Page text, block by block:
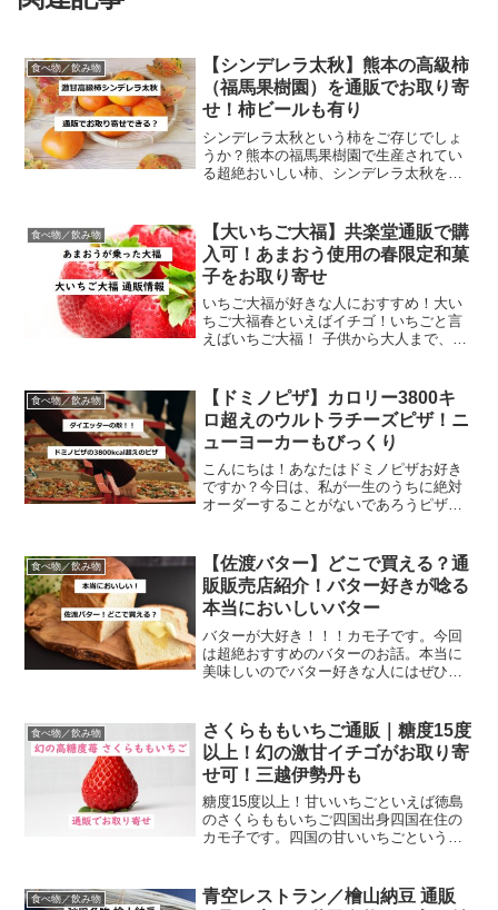
食べ物／飲み物
【シンデレラ太秋】熊本の高級柿
（福馬果樹園）を通販でお取り寄
せ！柿ビールも有り
シンデレラ太秋という柿をご存じでしょ
うか？熊本の福馬果樹園で生産されてい
る超絶おいしい柿、シンデレラ太秋をご
も放送予定のシンデレラ太秋の通販お取
り寄せ情報も！また、この...
食べ物／飲み物
【大いちご大福】共楽堂通販で購
入可！あまおう使用の春限定和菓
子をお取り寄せ
いちご大福が好きな人におすすめ！大い
ちご大福春といえばイチゴ！いちごと言
えばいちご大福！ 子供から大人まで、み
れるので、和菓子ラバー以外からの支持
も厚いいちご大福。そ...
食べ物／飲み物
【ドミノピザ】カロリー3800キ
ロ超えのウルトラチーズピザ！ニ
ューヨーカーもびっくり
こんにちは！あなたはドミノピザお好き
ですか？今日は、私が一生のうちに絶対
オーダーすることがないであろうピザを
絶対オーダーしない。てかできない。断
言できる。ドミノの１キロ...
食べ物／飲み物
【佐渡バター】どこで買える？通
販販売店紹介！バター好きが唸る
本当においしいバター
バターが大好き！！！カモ子です。今回
は超絶おすすめのバターのお話。本当に
美味しいのでバター好きな人にはぜひぜ
バター好きが好きなバターというと必ず
名前があがるのが、カルピ...
食べ物／飲み物
さくらももいちご通販｜糖度15度
以上！幻の激甘イチゴがお取り寄
せ可！三越伊勢丹も
糖度15度以上！甘いいちごといえば徳島
のさくらももいちご四国出身四国在住の
カモ子です。四国の甘いいちごという
り！ このさくらももいちごはももいちご
食べ物／飲み物
青空レストラン／檜山納豆 通販